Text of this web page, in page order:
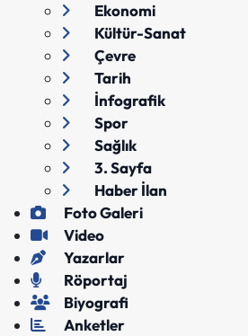
Ekonomi
Kültür-Sanat
Çevre
Tarih
İnfografik
Spor
Sağlık
3. Sayfa
Haber İlan
Foto Galeri
Video
Yazarlar
Röportaj
Biyografi
Anketler